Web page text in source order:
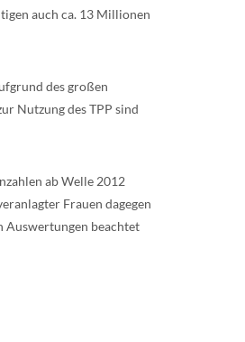
auch ca. 13 Millionen
des großen
Nutzung des TPP sind
ab Welle 2012
Frauen dagegen
Auswertungen beachtet